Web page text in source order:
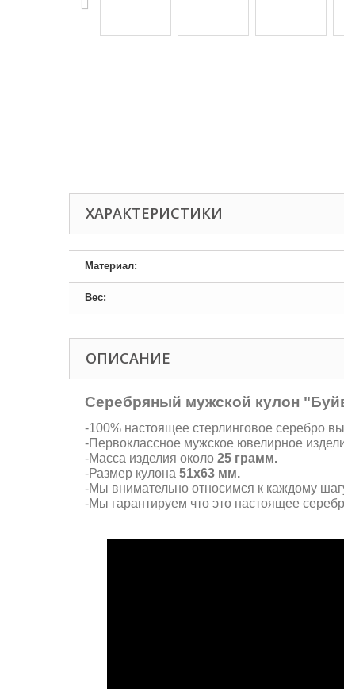
ХАРАКТЕРИСТИКИ
Материал:
Вес:
ОПИСАНИЕ
Серебряный мужской кулон
-100% настоящее стерлинговое серебро
-Первоклассное мужское ювелирное
-Масса изделия около 25 грамм.
-Размер кулона 51х63 мм.
-Мы внимательно относимся к каждому
-Мы гарантируем что это настоящее